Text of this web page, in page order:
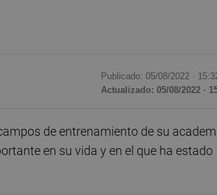
Publicado: 05/08/2022 ·
Actualizado: 05/08/2022 ·
de entrenamiento de su
en su vida y en el que ha estado